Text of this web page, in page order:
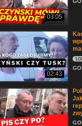
03:05
02:43